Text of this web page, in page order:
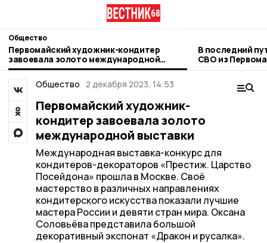
Общество
Первомайский художник-кондитер
завоевала золото международной
выставки
В последний
СВО из
Общество 2 декабря 2023, 14:53
Первомайский художник-
кондитер завоевала золото
международной выставки
Международная выставка-конкурс для
кондитеров-декораторов «Престиж. Царство
Посейдона» прошла в Москве. Своё
мастерство в различных направлениях
кондитерского искусства показали лучшие
мастера России и девяти стран мира. Оксана
Соловьёва представила большой
декоративный экспонат «Дракон и русалка».